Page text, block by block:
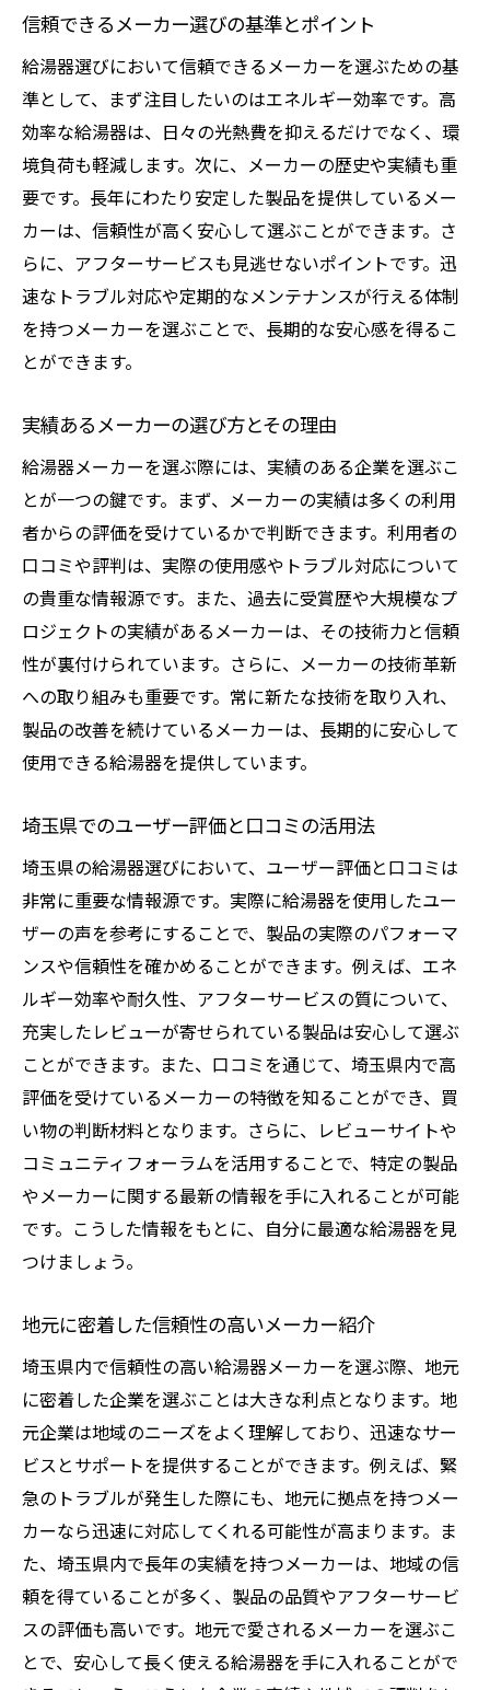
信頼できるメーカー選びの基準とポイント
給湯器選びにおいて信頼できるメーカーを選ぶための基
準として、まず注目したいのはエネルギー効率です。高
効率な給湯器は、日々の光熱費を抑えるだけでなく、環
境負荷も軽減します。次に、メーカーの歴史や実績も重
要です。長年にわたり安定した製品を提供しているメー
カーは、信頼性が高く安心して選ぶことができます。さ
らに、アフターサービスも見逃せないポイントです。迅
速なトラブル対応や定期的なメンテナンスが行える体制
を持つメーカーを選ぶことで、長期的な安心感を得るこ
とができます。
実績あるメーカーの選び方とその理由
給湯器メーカーを選ぶ際には、実績のある企業を選ぶこ
とが一つの鍵です。まず、メーカーの実績は多くの利用
者からの評価を受けているかで判断できます。利用者の
口コミや評判は、実際の使用感やトラブル対応について
の貴重な情報源です。また、過去に受賞歴や大規模なプ
ロジェクトの実績があるメーカーは、その技術力と信頼
性が裏付けられています。さらに、メーカーの技術革新
への取り組みも重要です。常に新たな技術を取り入れ、
製品の改善を続けているメーカーは、長期的に安心して
使用できる給湯器を提供しています。
埼玉県でのユーザー評価と口コミの活用法
埼玉県の給湯器選びにおいて、ユーザー評価と口コミは
非常に重要な情報源です。実際に給湯器を使用したユー
ザーの声を参考にすることで、製品の実際のパフォーマ
ンスや信頼性を確かめることができます。例えば、エネ
ルギー効率や耐久性、アフターサービスの質について、
充実したレビューが寄せられている製品は安心して選ぶ
ことができます。また、口コミを通じて、埼玉県内で高
評価を受けているメーカーの特徴を知ることができ、買
い物の判断材料となります。さらに、レビューサイトや
コミュニティフォーラムを活用することで、特定の製品
やメーカーに関する最新の情報を手に入れることが可能
です。こうした情報をもとに、自分に最適な給湯器を見
つけましょう。
地元に密着した信頼性の高いメーカー紹介
埼玉県内で信頼性の高い給湯器メーカーを選ぶ際、地元
に密着した企業を選ぶことは大きな利点となります。地
元企業は地域のニーズをよく理解しており、迅速なサー
ビスとサポートを提供することができます。例えば、緊
急のトラブルが発生した際にも、地元に拠点を持つメー
カーなら迅速に対応してくれる可能性が高まります。ま
た、埼玉県内で長年の実績を持つメーカーは、地域の信
頼を得ていることが多く、製品の品質やアフターサービ
スの評価も高いです。地元で愛されるメーカーを選ぶこ
とで、安心して長く使える給湯器を手に入れることがで